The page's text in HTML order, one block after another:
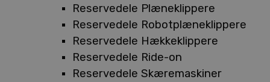
Reservedele Plæneklippere
Reservedele Robotplæneklippere
Reservedele Hækkeklippere
Reservedele Ride-on
Reservedele Skæremaskiner